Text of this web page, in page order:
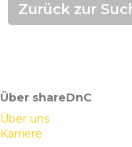
Zurück zur
Über shareDnC
Über uns
Karriere